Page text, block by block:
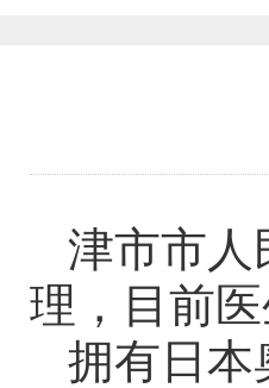
津市市人
理，目前
拥有日本